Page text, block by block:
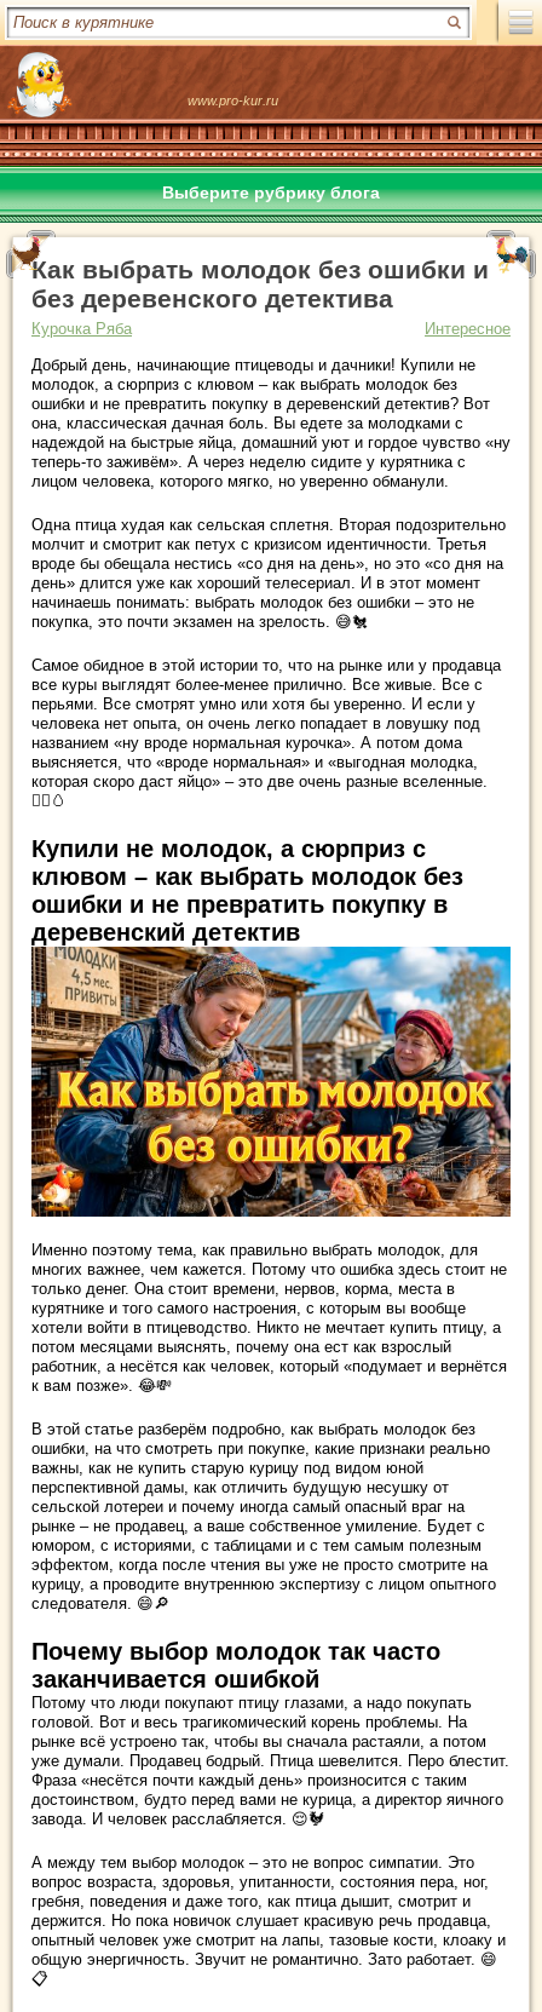
www.pro-kur.ru
Выберите рубрику блога
Как выбрать молодок без ошибки и
без деревенского детектива
Курочка Ряба
Интересное
Добрый день, начинающие птицеводы и дачники! Купили не
молодок, а сюрприз с клювом – как выбрать молодок без
ошибки и не превратить покупку в деревенский детектив? Вот
она, классическая дачная боль. Вы едете за молодками с
надеждой на быстрые яйца, домашний уют и гордое чувство «ну
теперь-то заживём». А через неделю сидите у курятника с
лицом человека, которого мягко, но уверенно обманули.
Одна птица худая как сельская сплетня. Вторая подозрительно
молчит и смотрит как петух с кризисом идентичности. Третья
вроде бы обещала нестись «со дня на день», но это «со дня на
день» длится уже как хороший телесериал. И в этот момент
начинаешь понимать: выбрать молодок без ошибки – это не
покупка, это почти экзамен на зрелость. 😅🐔
Самое обидное в этой истории то, что на рынке или у продавца
все куры выглядят более-менее прилично. Все живые. Все с
перьями. Все смотрят умно или хотя бы уверенно. И если у
человека нет опыта, он очень легко попадает в ловушку под
названием «ну вроде нормальная курочка». А потом дома
выясняется, что «вроде нормальная» и «выгодная молодка,
которая скоро даст яйцо» – это две очень разные вселенные.
🤦‍♀️🥚
Купили не молодок, а сюрприз с
клювом – как выбрать молодок без
ошибки и не превратить покупку в
деревенский детектив
Именно поэтому тема, как правильно выбрать молодок, для
многих важнее, чем кажется. Потому что ошибка здесь стоит не
только денег. Она стоит времени, нервов, корма, места в
курятнике и того самого настроения, с которым вы вообще
хотели войти в птицеводство. Никто не мечтает купить птицу, а
потом месяцами выяснять, почему она ест как взрослый
работник, а несётся как человек, который «подумает и вернётся
к вам позже». 😂💸
В этой статье разберём подробно, как выбрать молодок без
ошибки, на что смотреть при покупке, какие признаки реально
важны, как не купить старую курицу под видом юной
перспективной дамы, как отличить будущую несушку от
сельской лотереи и почему иногда самый опасный враг на
рынке – не продавец, а ваше собственное умиление. Будет с
юмором, с историями, с таблицами и с тем самым полезным
эффектом, когда после чтения вы уже не просто смотрите на
курицу, а проводите внутреннюю экспертизу с лицом опытного
следователя. 😄🔎
Почему выбор молодок так часто
заканчивается ошибкой
Потому что люди покупают птицу глазами, а надо покупать
головой. Вот и весь трагикомический корень проблемы. На
рынке всё устроено так, чтобы вы сначала растаяли, а потом
уже думали. Продавец бодрый. Птица шевелится. Перо блестит.
Фраза «несётся почти каждый день» произносится с таким
достоинством, будто перед вами не курица, а директор яичного
завода. И человек расслабляется. 😌🐓
А между тем выбор молодок – это не вопрос симпатии. Это
вопрос возраста, здоровья, упитанности, состояния пера, ног,
гребня, поведения и даже того, как птица дышит, смотрит и
держится. Но пока новичок слушает красивую речь продавца,
опытный человек уже смотрит на лапы, тазовые кости, клоаку и
общую энергичность. Звучит не романтично. Зато работает. 😄
📋